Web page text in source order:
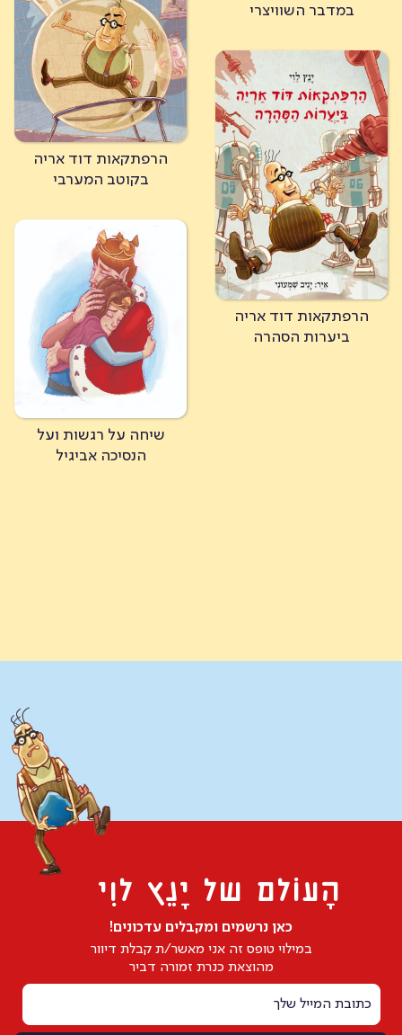
במדבר השוויצרי
הרפתקאות דוד אריה
בקוטב המערבי
הרפתקאות דוד אריה
ביערות הסהרה
שיחה על רגשות ועל
הנסיכה אביגיל
הָעוֹלם של יָנֵץ לוִי
כאן נרשמים ומקבלים עדכונים!
במילוי טופס זה אני מאשר/ת קבלת דיוור
מהוצאת כנרת זמורה דביר